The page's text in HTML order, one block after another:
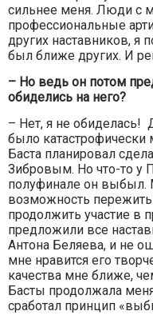
сильнее меня. Люди с
профессиональные
других наставников, я
был ближе других. И
– Но ведь он потом
обиделись на него?
– Нет, я не обиделась!
было
Баста планировал
Зибровым. Но что-то у
полуфинале он выбыл.
возможность пережить
продолжить участие в
предложили все
Антона Беляева, и не
мне нравится его
качества мне ближе,
Басты продолжала
сработал принцип